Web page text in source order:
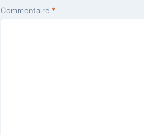
Commentaire *